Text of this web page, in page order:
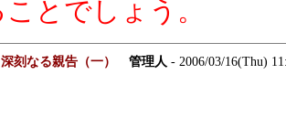
ことでしょう。
刻なる親告（一） 管理人 - 2006/03/16(Thu)